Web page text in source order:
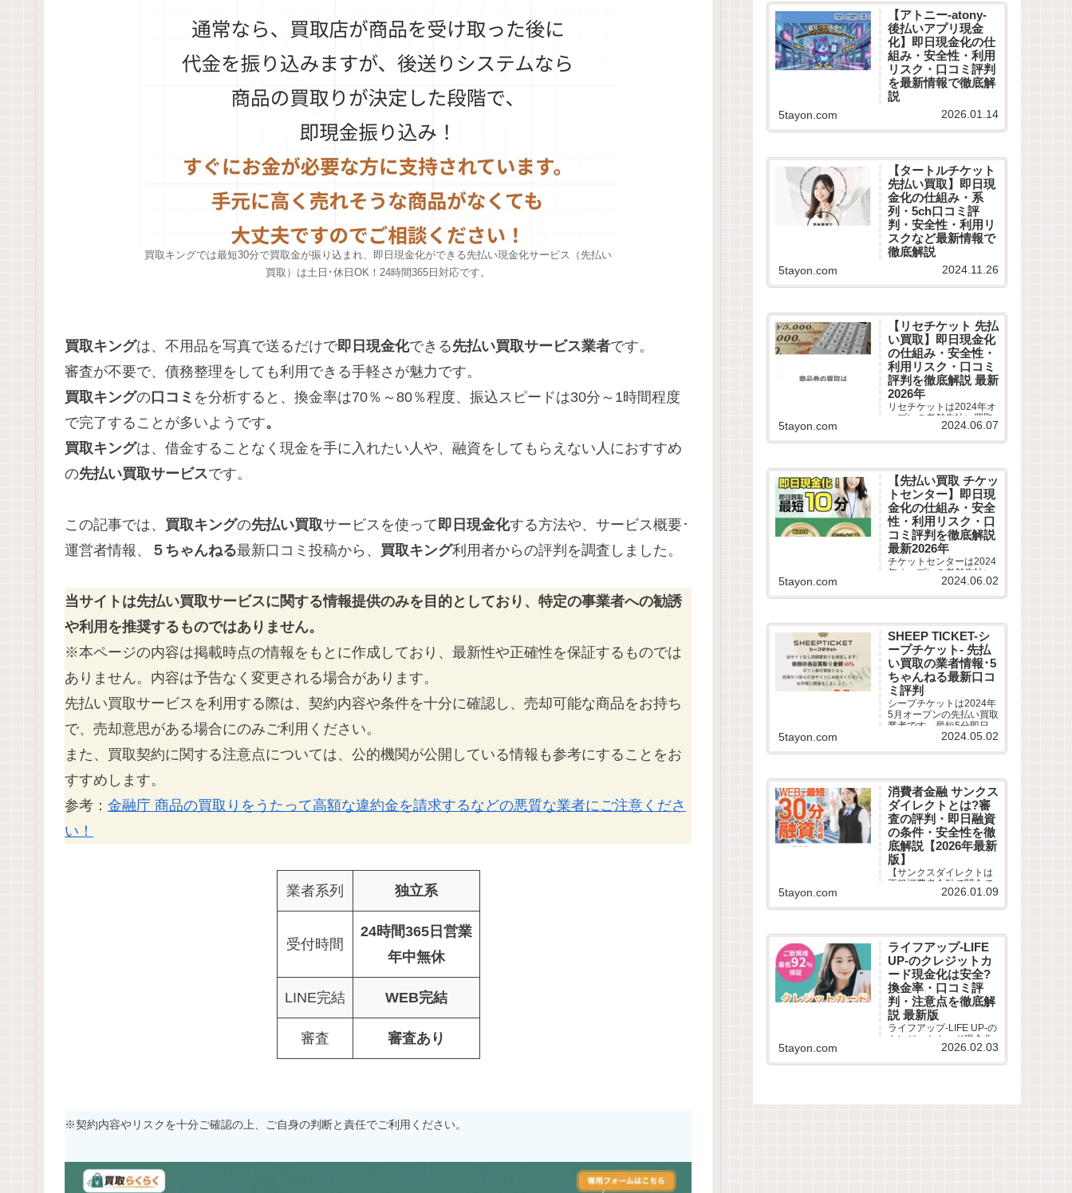
買取キングでは最短30分で買取金が振り込まれ、即日現金化ができる先払い現金化サービス（先払い
買取）は土日･休日OK！24時間365日対応です。
買取キングは、不用品を写真で送るだけで即日現金化できる先払い買取サービス業者です。
審査が不要で、債務整理をしても利用できる手軽さが魅力です。
買取キングの口コミ を分析すると、換金率は70％～80％程度、振込スピードは30分～1時間程度
で完了することが多いようです。
買取キングは、借金することなく現金を手に入れたい人や、融資をしてもらえない人におすすめ
の先払い買取サービスです。
この記事では、 買取キングの先払い買取サービスを使って 即日現金化する方法や、サービス概要･
運営者情報、
５ちゃんねる最新口コミ投稿から、 買取キング利用者からの評判を調査しました。
当サイトは先払い買取サービスに関する情報提供のみを目的としており、特定の事業者への勧誘
や利用を推奨するものではありません。
※本ページの内容は掲載時点の情報をもとに作成しており、最新性や正確性を保証するものでは
ありません。内容は予告なく変更される場合があります。
先払い買取サービスを利用する際は、契約内容や条件を十分に確認し、売却可能な商品をお持ち
で、売却意思がある場合にのみご利用ください。
また、買取契約に関する注意点については、公的機関が公開している情報も参考にすることをお
すすめします。
参考： 金融庁 商品の買取りをうたって高額な違約金を請求するなどの悪質な業者にご注意くださ
い！
業者系列 独立系
受付時間
24時間365日営業
年中無休
LINE完結 WEB完結
審査 審査あり
※契約内容やリスクを十分ご確認の上、ご自身の判断と責任でご利用ください。
利用者の実際の口コミ評
判を徹底調査しました。
LINE完結の申込方法や特
徴、注意点など最新情報
でわかりやすく解説しま
す。
【アトニー-atony-
後払いアプリ現金
化】即日現金化の仕
組み・安全性・利用
リスク・口コミ評判
を最新情報で徹底解
説
【最大換金率90% アトニ
ー 後払いアプリ現金化】
口コミや最新情報を徹底
から最新換金率相場・振
込スピードまで詳しく紹
介します。
5tayon.com 2026.01.14
【タートルチケット
先払い買取】即日現
金化の仕組み・系
列・5ch口コミ評
判・安全性・利用リ
スクなど最新情報で
徹底解説
タートルチケットは2024
年11月オープンの老舗先
払い買取業者です。即日
報、5ちゃんねるなどから
利用者の実際の口コミ評
判を徹底調査しました。
LINE完結の申込方法や特
徴、注意点など最新情報
でわかりやすく解説しま
す。
5tayon.com 2024.11.26
【リセチケット 先払
い買取】即日現金化
の仕組み・安全性・
利用リスク・口コミ
評判を徹底解説 最新
2026年
リセチケットは2024年オ
ープンの老舗先払い買取
業者です。最短15分で即
ら利用者の実際の口コミ
評判を徹底調査しまし
た。LINE完結の申込方法
や特徴、注意点など最新
情報でわかりやすく解説
します。
5tayon.com 2024.06.07
【先払い買取 チケッ
トセンター】即日現
金化の仕組み・安全
性・利用リスク・口
コミ評判を徹底解説
最新2026年
チケットセンターは2024
年オープンの老舗先払い
買取業者です。最短10分
ミ評判を徹底調査しまし
た。LINE完結の申込方法
や特徴、注意点など最新
情報でわかりやすく解説
します。
5tayon.com 2024.06.02
SHEEP TICKET-シ
ープチケット- 先払
い買取の業者情報･5
ちゃんねる最新口コ
ミ評判
シープチケットは2024年
5月オープンの先払い買取
業者です。最短5分即日現
金化サービスの仕組みや
判を徹底調査しました。
LINE完結の申込方法や特
徴、注意点など最新情報
でわかりやすく解説しま
す。
5tayon.com 2024.05.02
消費者金融 サンクス
ダイレクトとは?審
査の評判・即日融資
の条件・安全性を徹
底解説【2026年最新
版】
【サンクスダイレクトは
正規消費者金融で闇金で
はありません】柔軟な審
有無など気になる評判を
徹底解説。審査落ちが不
安な多重債務者も必見！
最新の借入条件を公開。
5tayon.com 2026.01.09
ライフアップ-LIFE
UP-のクレジットカ
ード現金化は安全?
換金率・口コミ評
判・注意点を徹底解
説 最新版
ライフアップ-LIFE UP-の
クレジットカード現金化
サービスを徹底解説。利
5tayon.com 2026.02.03